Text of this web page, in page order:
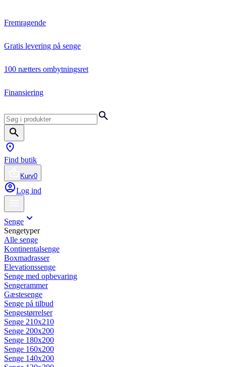
Fremragende
Gratis levering på senge
100 nætters ombytningsret
Finansiering
Find butik
Kurv0
Log ind
Senge
Sengetyper
Alle senge
Kontinentalsenge
Boxmadrasser
Elevationssenge
Senge med opbevaring
Sengerammer
Gæstesenge
Senge på tilbud
Sengestørrelser
Senge 210x210
Senge 200x200
Senge 180x200
Senge 160x200
Senge 140x200